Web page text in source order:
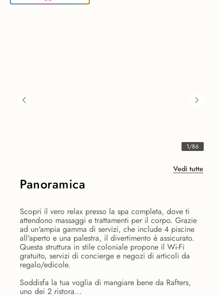
1/86
Vedi tutte
Panoramica
Scopri il vero relax presso la spa completa, dove ti
attendono massaggi e trattamenti per il corpo. Grazie
ad un'ampia gamma di servizi, che include 4 piscine
all'aperto e una palestra, il divertimento è assicurato.
Questa struttura in stile coloniale propone il Wi-Fi
gratuito, servizi di concierge e negozi di articoli da
regalo/edicole.
Soddisfa la tua voglia di mangiare bene da Rafters,
uno dei 2 ristora...